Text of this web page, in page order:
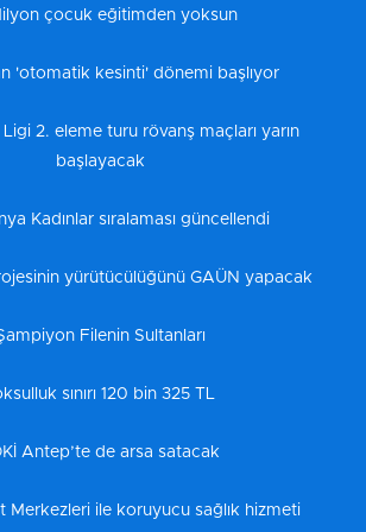
çocuk eğitimden yoksun
'otomatik kesinti' dönemi başlıyor
2. eleme turu rövanş maçları yarın
başlayacak
Kadınlar sıralaması güncellendi
yürütücülüğünü GAÜN yapacak
Filenin Sultanları
sınırı 120 bin 325 TL
Antep’te de arsa satacak
Merkezleri ile koruyucu sağlık hizmeti